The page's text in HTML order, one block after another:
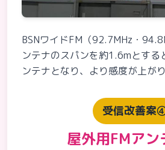
BSNワイドFM（92.7MHz・
ンテナのスパンを約1.6mとする
ンテナとなり、より感度が上がり
受信改善案
屋外用FMアン